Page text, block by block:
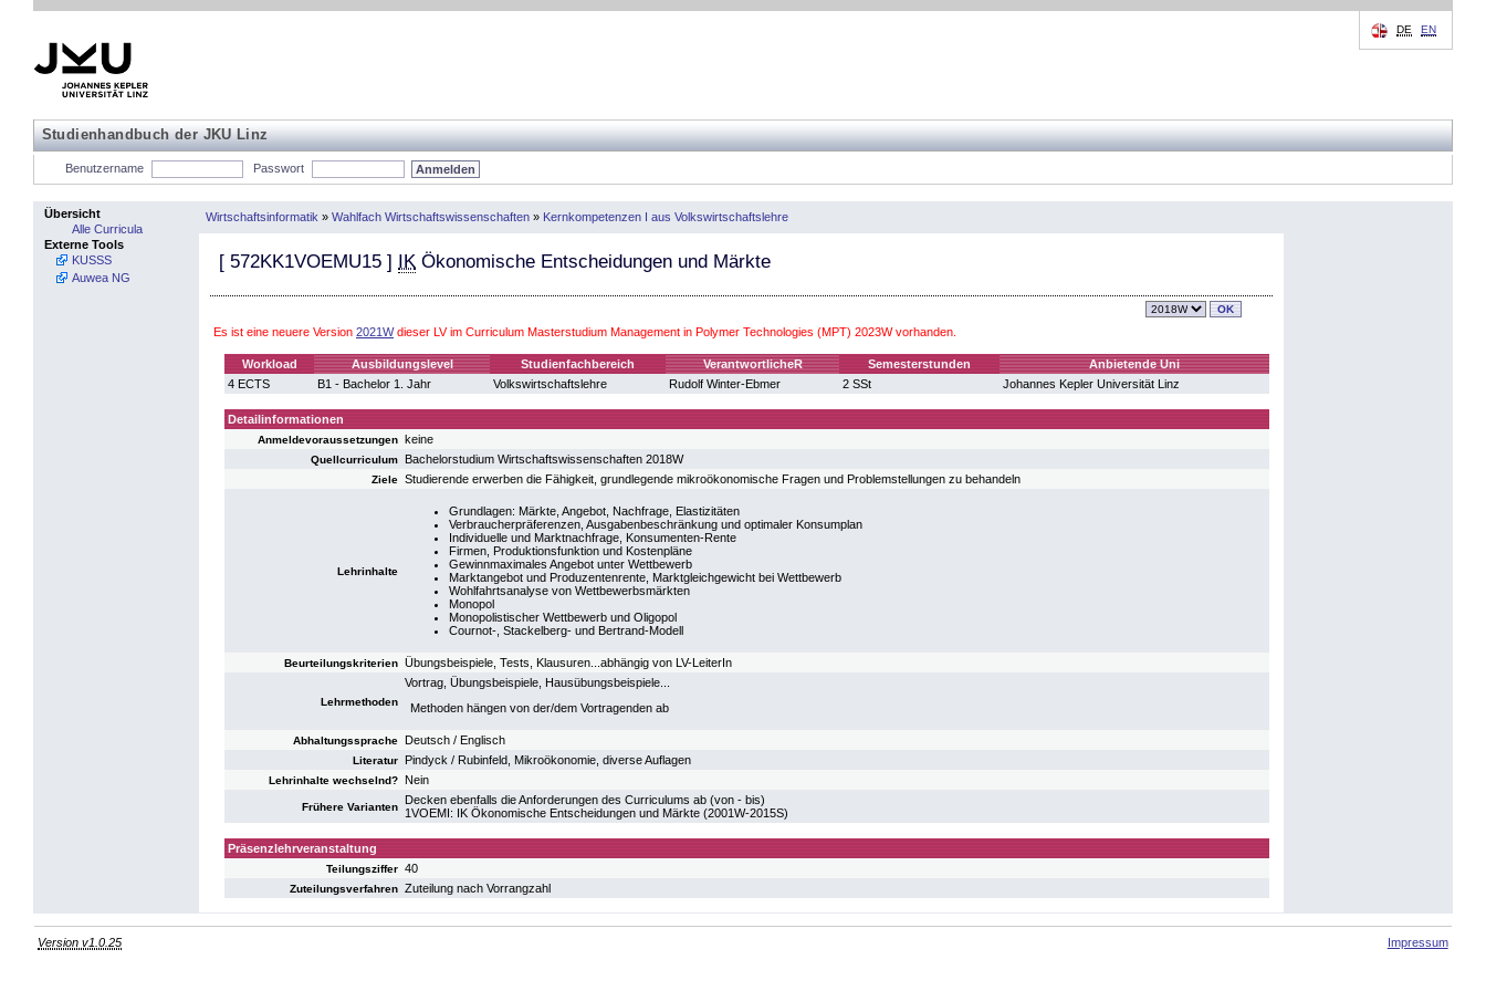
Studienhandbuch der JKU Linz
DE EN
Benutzername Passwort
Übersicht
Alle Curricula
Externe Tools
KUSSS
Auwea NG
Wirtschaftsinformatik » Wahlfach Wirtschaftswissenschaften » Kernkompetenzen I aus Volkswirtschaftslehre
[ 572KK1VOEMU15 ] IK Ökonomische Entscheidungen und Märkte
Es ist eine neuere Version 2021Wdieser LV im Curriculum Masterstudium Management in Polymer Technologies (MPT) 2023W vorhanden.
Workload Ausbildungslevel Studienfachbereich VerantwortlicheR Semesterstunden
Anbietende Uni
4 ECTS
B1 - Bachelor 1. Jahr Volkswirtschaftslehre Rudolf Winter-Ebmer 2 SSt Johannes Kepler Universität Linz
Detailinformationen
Anmeldevoraussetzungen keine
Quellcurriculum Bachelorstudium Wirtschaftswissenschaften 2018W
Ziele Studierende erwerben die Fähigkeit, grundlegende mikroökonomische Fragen und Problemstellungen zu behandeln
Lehrinhalte
Grundlagen: Märkte, Angebot, Nachfrage, Elastizitäten
Verbraucherpräferenzen, Ausgabenbeschränkung und optimaler Konsumplan
Individuelle und Marktnachfrage, Konsumenten-Rente
Firmen, Produktionsfunktion und Kostenpläne
Gewinnmaximales Angebot unter Wettbewerb
Marktangebot und Produzentenrente, Marktgleichgewicht bei Wettbewerb
Wohlfahrtsanalyse von Wettbewerbsmärkten
Monopol
Monopolistischer Wettbewerb und Oligopol
Cournot-, Stackelberg- und Bertrand-Modell
Beurteilungskriterien Übungsbeispiele, Tests, Klausuren...abhängig von LV-LeiterIn
Lehrmethoden
Vortrag, Übungsbeispiele, Hausübungsbeispiele...
Methoden hängen von der/dem Vortragenden ab
Abhaltungssprache Deutsch / Englisch
Literatur Pindyck / Rubinfeld, Mikroökonomie, diverse Auflagen
Lehrinhalte wechselnd? Nein
Frühere Varianten
Decken ebenfalls die Anforderungen des Curriculums ab (von - bis)
1VOEMI: IK Ökonomische Entscheidungen und Märkte (2001W-2015S)
Präsenzlehrveranstaltung
Teilungsziffer 40
Zuteilungsverfahren Zuteilung nach Vorrangzahl
Version v1.0.25 Impressum